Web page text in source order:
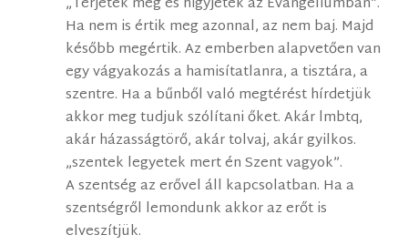
Ha nem is értik meg azonnal, az nem baj. Majd
később megértik. Az emberben alapvetően van
egy vágyakozás a hamisítatlanra, a tisztára, a
szentre. Ha a bűnből való megtérést hírdetjük
akkor meg tudjuk szólítani őket. Akár lmbtq,
akár házasságtörő, akár tolvaj, akár gyilkos.
„szentek legyetek mert én Szent vagyok”.
A szentség az erővel áll kapcsolatban. Ha a
szentségről lemondunk akkor az erőt is
elveszítjük.